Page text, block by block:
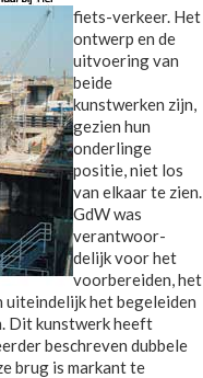
fiets-verkeer. Het
ontwerp en de
uitvoering van
beide
kunstwerken zijn,
gezien hun
onderlinge
positie, niet los
van elkaar te zien.
GdW was
verantwoor-
delijk voor het
voorbereiden, het
uiteindelijk het begeleiden
Dit kunstwerk heeft
beschreven dubbele
brug is markant te